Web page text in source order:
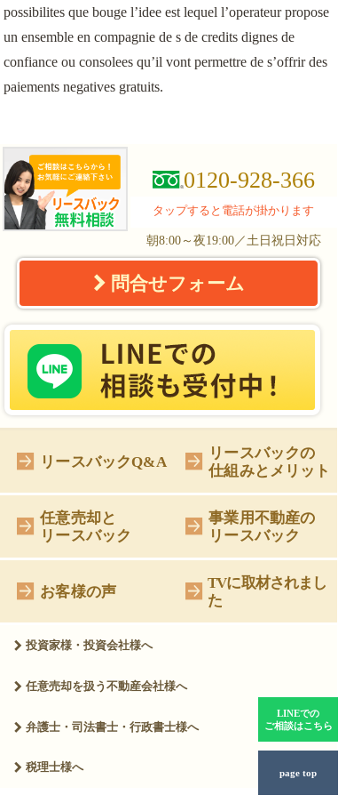
possibilites que bouge l’idee est lequel l’operateur propose
un ensemble en compagnie de s de credits dignes de
confiance ou consolees qu’il vont permettre de s’offrir des
paiements negatives gratuits.
0120-928-366
タップすると電話が掛かります
朝8:00～夜19:00／土日祝日対応
問合せフォーム
リースバックQ&A
リースバックの
仕組みとメリット
任意売却と
リースバック
事業用不動産の
リースバック
お客様の声
TVに取材されまし
た
投資家様・投資会社様へ
任意売却を扱う不動産会社様へ
弁護士・司法書士・行政書士様へ
税理士様へ
LINEでの
ご相談はこちら
page top